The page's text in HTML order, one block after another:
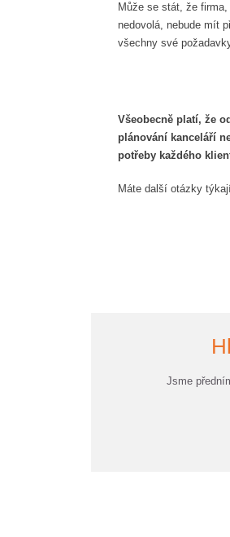
Může se stát, že
nedovolá, nebude mít
všechny své
Všeobecně platí, že
plánování kanceláří
potřeby každého
Máte další otázky
Jsme